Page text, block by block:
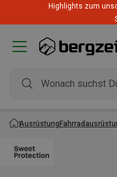
Highlights zum
Ausrüstung